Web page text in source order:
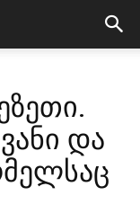
და